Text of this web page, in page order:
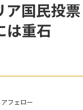
国民投
は重石
フェロー